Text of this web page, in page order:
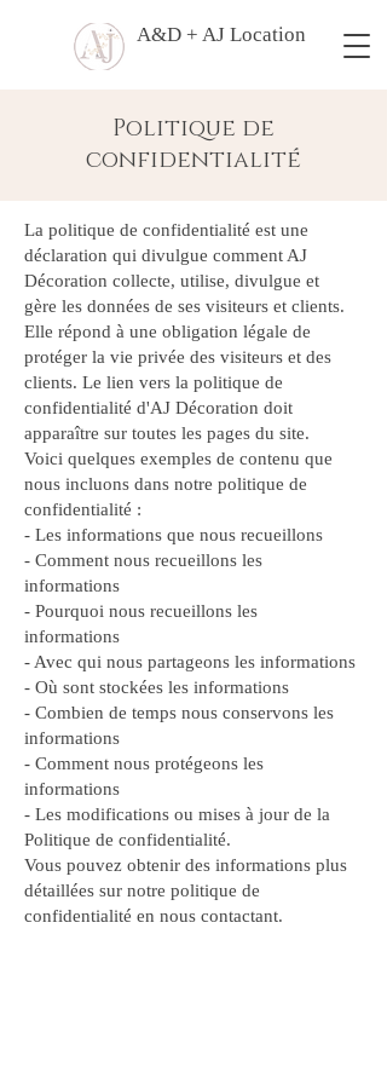
A&D + AJ Location
Politique de
confidentialité
La politique de confidentialité est une
déclaration qui divulgue comment AJ
Décoration collecte, utilise, divulgue et
gère les données de ses visiteurs et clients.
Elle répond à une obligation légale de
protéger la vie privée des visiteurs et des
clients. Le lien vers la politique de
confidentialité d'AJ Décoration doit
apparaître sur toutes les pages du site.
Voici quelques exemples de contenu que
nous incluons dans notre politique de
confidentialité :
- Les informations que nous recueillons
- Comment nous recueillons les
informations
- Pourquoi nous recueillons les
informations
- Avec qui nous partageons les informations
- Où sont stockées les informations
- Combien de temps nous conservons les
informations
- Comment nous protégeons les
informations
- Les modifications ou mises à jour de la
Politique de confidentialité.
Vous pouvez obtenir des informations plus
détaillées sur notre politique de
confidentialité en nous contactant.